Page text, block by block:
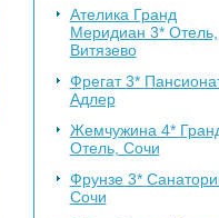
Ателика Гранд
Меридиан 3* Отель,
Витязево
Фрегат 3*
Адлер
Жемчужина 4*
Отель, Сочи
Фрунзе 3*
Сочи